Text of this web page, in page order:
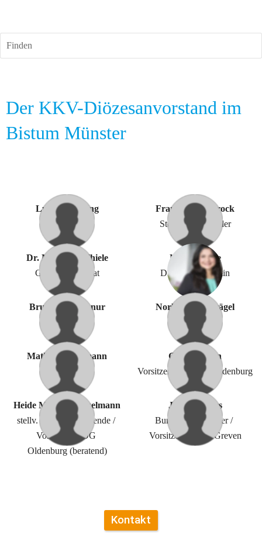
Finden
Der KKV-Diözesanvorstand im
Bistum Münster
Lutz Schabbing
Vorsitzender
Franz Norrenbrock
Stellv. Vorsitzender
Dr. Martin H. Thiele
Geistlicher Beirat
Natalie Huge
Diözesanreferentin
Bruno Weißschnur
Beisitzer
Norbert Zumbrägel
Beisitzer
Mathias Heidemann
Beisitzer
Georg Konen
Vorsitzender Bezirk Oldenburg
Heide Marie Winckelmann
stellv. Bundesvorsitzende /
Vorsitzende OG
Oldenburg (beratend)
Josef Ridders
Bundesvorsitzender /
Vorsitzender OG Greven
Kontakt